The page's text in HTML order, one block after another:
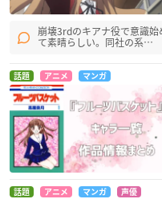
時間の支配者
ミーナ・プーチン
コ
崩壊3rdのキアナ役で意識
て素晴らしい。同社の系…
話題 アニメ マンガ
話題 アニメ マンガ 声優